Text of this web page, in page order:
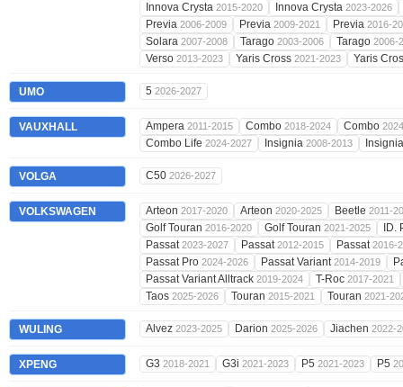
Innova Crysta 2015-2020 Innova Crysta 2023-2026
Previa 2006-2009 Previa 2009-2021 Previa 2016-
Solara 2007-2008 Tarago 2003-2006 Tarago 2006-
Verso 2013-2023 Yaris Cross 2021-2023 Yaris
UMO 5 2026-2027
VAUXHALL Ampera 2011-2015 Combo 2018-2024 Combo
Combo Life 2024-2027 Insignia 2008-2013
VOLGA C50 2026-2027
VOLKSWAGEN Arteon 2017-2020 Arteon 2020-2025 Beetle 2011-
Golf Touran 2016-2020 Golf Touran 2021-2025
ID.
Passat2023-2027 Passat2012-2015 Passat2016-
Passat Pro 2024-2026 Passat Variant2014-2019
Passat Variant Alltrack 2019-2024 T-Roc 2017-2021
Taos 2025-2026 Touran 2015-2021 Touran 2021-
WULING Alvez 2023-2025 Darion 2025-2026 Jiachen 2022-
XPENG G3 2018-2021 G3i 2021-2023 P5 2021-2023 P5